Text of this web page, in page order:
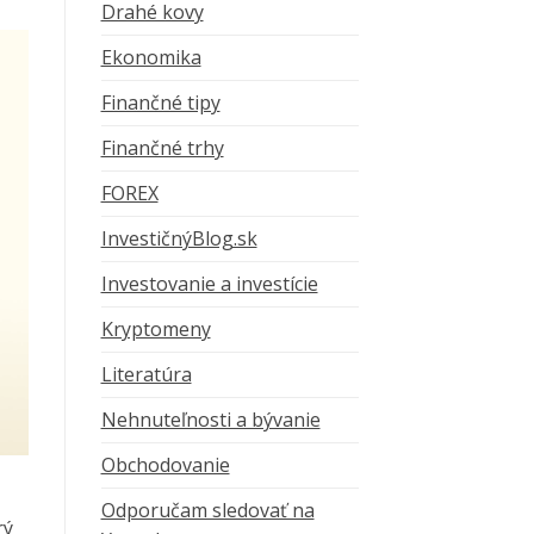
Drahé kovy
Ekonomika
Finančné tipy
Finančné trhy
FOREX
InvestičnýBlog.sk
Investovanie a investície
Kryptomeny
Literatúra
Nehnuteľnosti a bývanie
Obchodovanie
Odporučam sledovať na